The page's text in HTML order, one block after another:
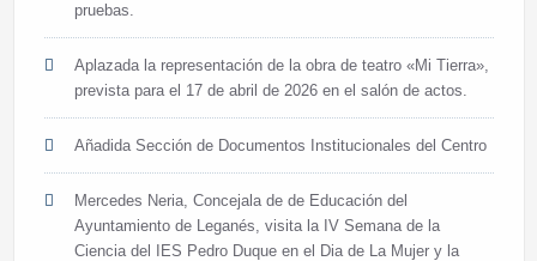
pruebas.
Aplazada la representación de la obra de teatro «Mi Tierra»,
prevista para el 17 de abril de 2026 en el salón de actos.
Añadida Sección de Documentos Institucionales del Centro
Mercedes Neria, Concejala de de Educación del
Ayuntamiento de Leganés, visita la IV Semana de la
Ciencia del IES Pedro Duque en el Dia de La Mujer y la